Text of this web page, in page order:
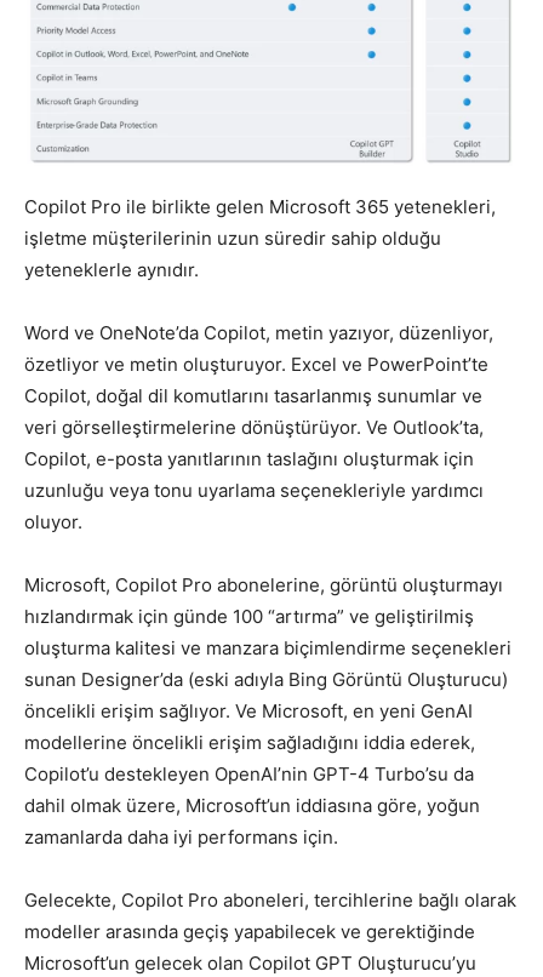
Copilot Pro ile birlikte gelen Microsoft 365 yetenekleri,
işletme müşterilerinin uzun süredir sahip olduğu
yeteneklerle aynıdır.
Word ve OneNote’da Copilot, metin yazıyor, düzenliyor,
özetliyor ve metin oluşturuyor. Excel ve PowerPoint’te
Copilot, doğal dil komutlarını tasarlanmış sunumlar ve
veri görselleştirmelerine dönüştürüyor. Ve Outlook’ta,
Copilot, e-posta yanıtlarının taslağını oluşturmak için
uzunluğu veya tonu uyarlama seçenekleriyle yardımcı
oluyor.
Microsoft, Copilot Pro abonelerine, görüntü oluşturmayı
hızlandırmak için günde 100 “artırma” ve geliştirilmiş
oluşturma kalitesi ve manzara biçimlendirme seçenekleri
sunan Designer’da (eski adıyla Bing Görüntü Oluşturucu)
öncelikli erişim sağlıyor. Ve Microsoft, en yeni GenAI
modellerine öncelikli erişim sağladığını iddia ederek,
Copilot’u destekleyen OpenAI’nin GPT-4 Turbo’su da
dahil olmak üzere, Microsoft’un iddiasına göre, yoğun
zamanlarda daha iyi performans için.
Gelecekte, Copilot Pro aboneleri, tercihlerine bağlı olarak
modeller arasında geçiş yapabilecek ve gerektiğinde
Microsoft’un gelecek olan Copilot GPT Oluşturucu’yu